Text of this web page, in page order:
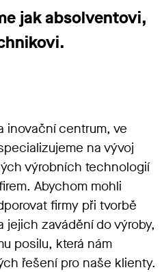
jak absolventovi,
inovační centrum, ve
na vývoj
výrobních technologií
Abychom mohli
firmy při tvorbě
zavádění do výroby,
posilu, která nám
řešení pro naše klienty.